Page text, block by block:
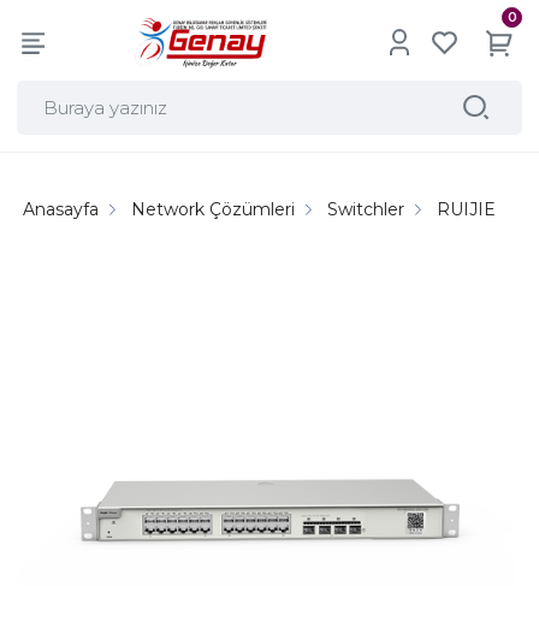
0
Anasayfa Network Çözümleri Switchler RUIJIE